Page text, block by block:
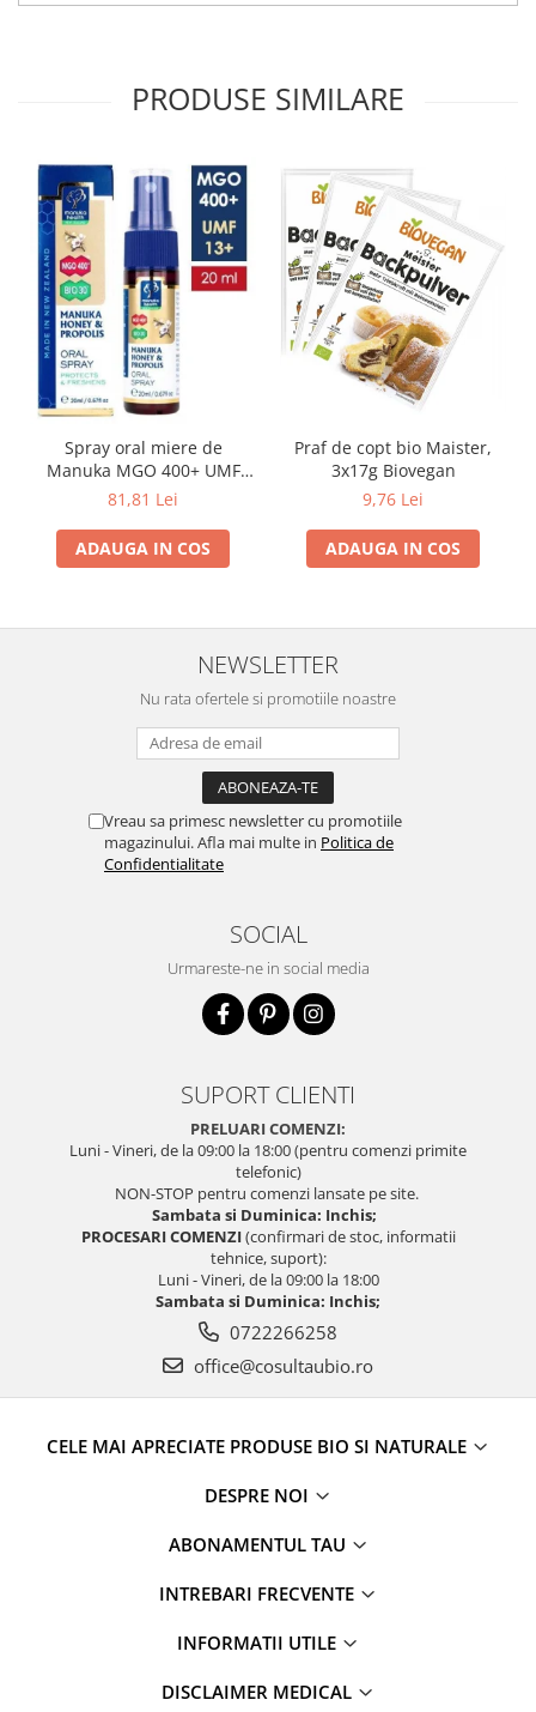
PRODUSE SIMILARE
Spray oral miere de
Manuka MGO 400+ UMF
13+ cu Propolis (20ml)
81,81 Lei
ADAUGA IN COS
Praf de copt bio Maister,
3x17g Biovegan
9,76 Lei
ADAUGA IN COS
NEWSLETTER
Nu rata ofertele si promotiile noastre
Vreau sa primesc newsletter cu promotiile
magazinului. Afla mai multe in Politica de
Confidentialitate
SOCIAL
Urmareste-ne in social media
SUPORT CLIENTI
PRELUARI COMENZI:
Luni - Vineri, de la 09:00 la 18:00 (pentru comenzi primite
telefonic)
NON-STOP pentru comenzi lansate pe site.
Sambata si Duminica: Inchis;
PROCESARI COMENZI(confirmari de stoc, informatii
tehnice, suport):
Luni - Vineri, de la 09:00 la 18:00
Sambata si Duminica: Inchis;
0722266258
office@cosultaubio.ro
CELE MAI APRECIATE PRODUSE BIO SI NATURALE
DESPRE NOI
ABONAMENTUL TAU
INTREBARI FRECVENTE
INFORMATII UTILE
DISCLAIMER MEDICAL